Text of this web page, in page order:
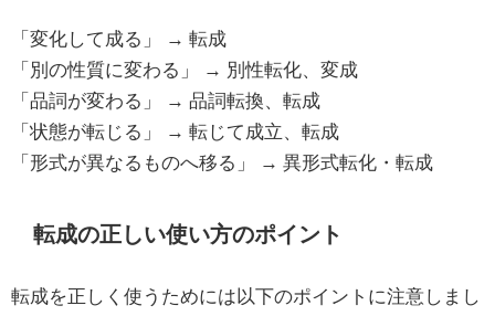
「変化して成る」 → 転成
「別の性質に変わる」 → 別性転化、変成
「品詞が変わる」 → 品詞転換、転成
「状態が転じる」 → 転じて成立、転成
「形式が異なるものへ移る」 → 異形式転化・転成
転成の正しい使い方のポイント
転成を正しく使うためには以下のポイントに注意しまし